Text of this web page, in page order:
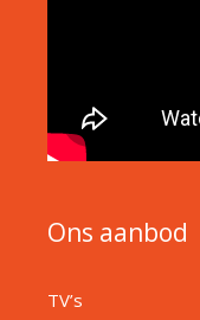
Ons aanbod
TV’s